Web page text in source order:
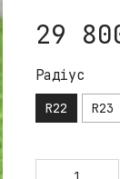
29
Радіус
R22 R23